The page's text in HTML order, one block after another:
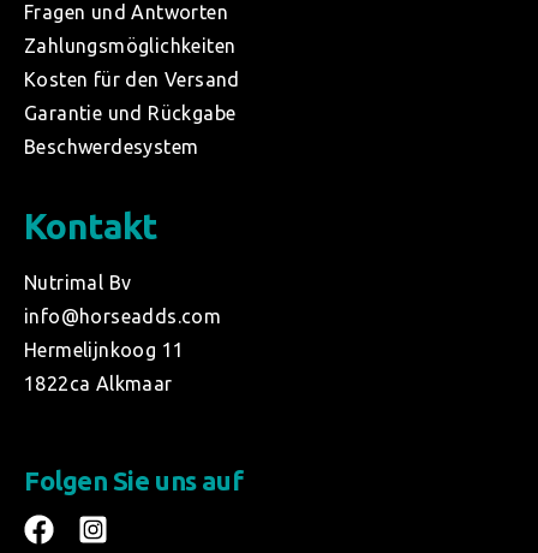
Fragen und Antworten
Zahlungsmöglichkeiten
Kosten für den Versand
Garantie und Rückgabe
Beschwerdesystem
Kontakt
Nutrimal Bv
info@horseadds.com
Hermelijnkoog 11
1822ca Alkmaar
Folgen Sie uns auf